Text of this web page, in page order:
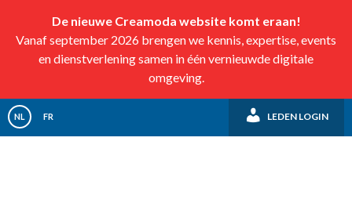
De nieuwe Creamoda website komt eraan!
Vanaf september 2026 brengen we kennis, expertise, events
en dienstverlening samen in één vernieuwde digitale
omgeving.
NL FR LEDEN LOGIN